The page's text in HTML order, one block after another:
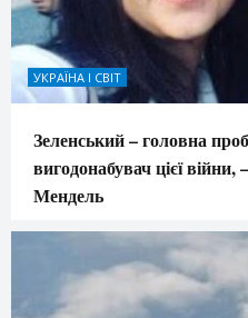
УКРАЇНА І СВІТ
Зеленський – головна
вигодонабувач цієї
Мендель